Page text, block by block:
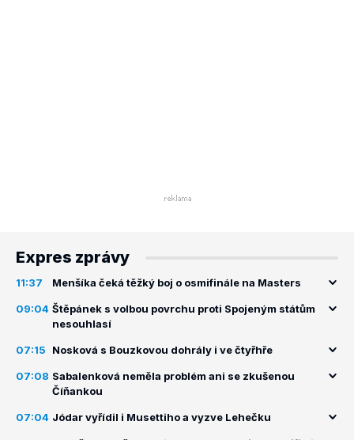
Expres zprávy
11:37 Menšíka čeká těžký boj o osmifinále na Masters
09:04 Štěpánek s volbou povrchu proti Spojeným státům
nesouhlasí
07:15 Nosková s Bouzkovou dohrály i ve čtyřhře
07:08 Sabalenková neměla problém ani se zkušenou
Číňankou
07:04 Jódar vyřídil i Musettiho a vyzve Lehečku